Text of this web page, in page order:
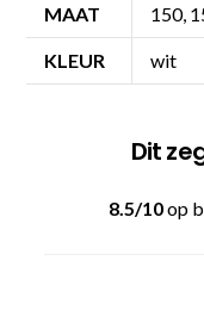
MAAT 150,
KLEUR wit
Dit
8.5/10op